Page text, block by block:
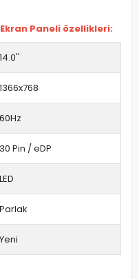
Paneli özellikleri:
14.0''
1366x768
60Hz
30 Pin / eDP
LED
Parlak
Yeni